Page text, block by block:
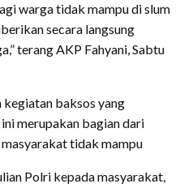
warga tidak mampu di slum
secara langsung
terang AKP Fahyani, Sabtu
kegiatan baksos yang
merupakan bagian dari
tidak mampu
Polri kepada masyarakat,